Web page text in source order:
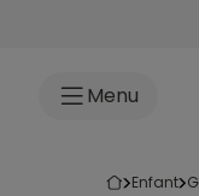
Menu
enfant